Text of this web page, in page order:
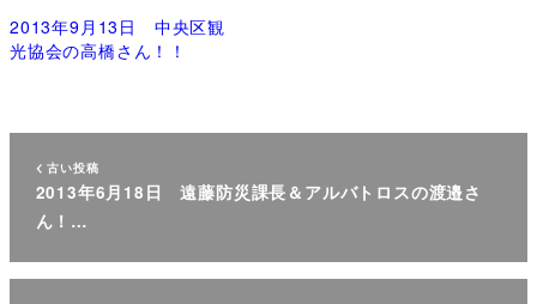
2013年9月13日 中央区観
光協会の高橋さん！！
古い投稿
2013年6月18日 遠藤防災課長＆アルバトロスの渡邉さ
ん！…